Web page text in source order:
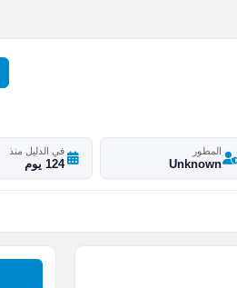
المطور
Unknown
في الدليل منذ
124 يوم